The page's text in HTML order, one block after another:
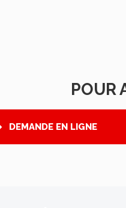
POUR
DEMANDE EN LIGNE